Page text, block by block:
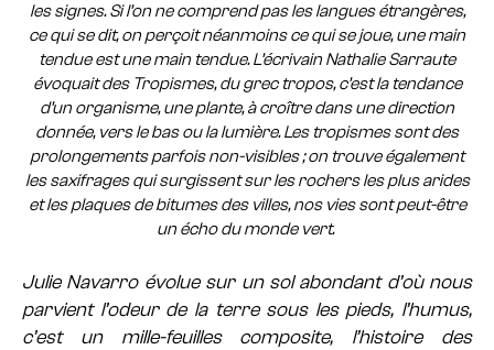
les signes. Si l’on ne comprend pas les langues étrangères,
ce qui se dit, on perçoit néanmoins ce qui se joue, une main
tendue est une main tendue. L’écrivain Nathalie Sarraute
évoquait des Tropismes, du grec tropos, c’est la tendance
d’un organisme, une plante, à croître dans une direction
donnée, vers le bas ou la lumière. Les tropismes sont des
prolongements parfois non-visibles ; on trouve également
les saxifrages qui surgissent sur les rochers les plus arides
et les plaques de bitumes des villes, nos vies sont peut-être
un écho du monde vert.
Julie Navarro évolue sur un sol abondant d’où nous
parvient l’odeur de la terre sous les pieds, l’humus,
c’est un mille-feuilles composite, l’histoire des